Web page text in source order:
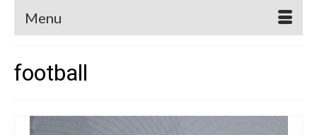
Menu
football